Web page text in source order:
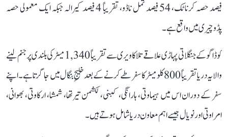
فیصد حصہ کرناٹک، 54 فیصد تمل ناڈو، تقریباً 4 فیصد کیرالہ جبکہ ایک معمولی حصہ
پڈوچیری میں واقع ہے۔
کوڈاگو کے جنگلاتی پہاڑی علاقے تلاکاویری سے تقریباً 1,340 میٹر کی بلندی پر جنم لینے
والا یہ دریا تقریباً 800 کلومیٹر کا سفر طے کرنے کے بعد خلیجِ بنگال میں جا گرتا ہے۔ اپنے
سفر کے دوران اس میں ہیماوتی، ہارانگی، کبنی، لکشمن تیرتھا، شمشا، ارکاوتی، بھوانی،
امراوتی اور نویال جیسے اہم معاون دریا شامل ہوتے ہیں۔